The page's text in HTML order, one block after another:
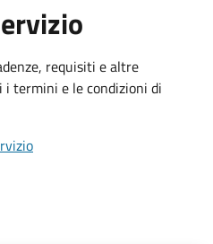
requisiti e altre
termini e le condizioni di